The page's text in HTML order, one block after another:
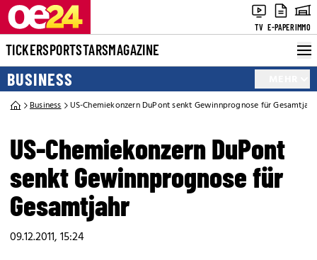
TV E-PAPERIMMO
TICKERSPORTSTARSMAGAZINE
BUSINESS
Business US-Chemiekonzern DuPont senkt Gewinnprognose für Gesamtjahr
US-Chemiekonzern DuPont
senkt Gewinnprognose für
Gesamtjahr
09.12.2011, 15:24